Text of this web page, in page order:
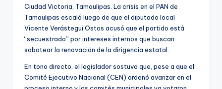
Ciudad Victoria, Tamaulipas. La crisis en el PAN de
Tamaulipas escaló luego de que el diputado local
Vicente Verástegui Ostos acusó que el partido está
“secuestrado” por intereses internos que buscan
sabotear la renovación de la dirigencia estatal.
En tono directo, el legislador sostuvo que, pese a que el
Comité Ejecutivo Nacional (CEN) ordenó avanzar en el